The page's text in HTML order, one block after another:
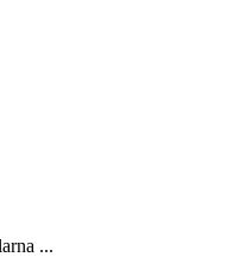
...